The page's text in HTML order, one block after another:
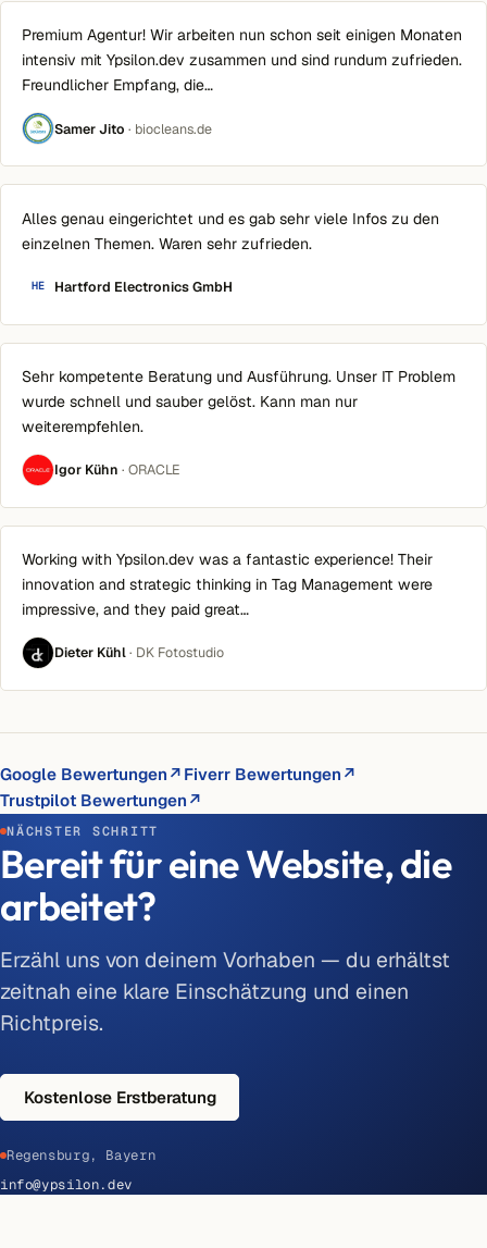
Premium Agentur! Wir arbeiten nun schon seit einigen Monaten
intensiv mit Ypsilon.dev zusammen und sind rundum zufrieden.
Freundlicher Empfang, die…
Samer Jito · biocleans.de
Alles genau eingerichtet und es gab sehr viele Infos zu den
einzelnen Themen. Waren sehr zufrieden.
HE Hartford Electronics GmbH
Sehr kompetente Beratung und Ausführung. Unser IT Problem
wurde schnell und sauber gelöst. Kann man nur
weiterempfehlen.
Igor Kühn · ORACLE
Working with Ypsilon.dev was a fantastic experience! Their
innovation and strategic thinking in Tag Management were
impressive, and they paid great…
Dieter Kühl· DK Fotostudio
Google Bewertungen ↗ Fiverr Bewertungen ↗
Trustpilot Bewertungen ↗
NÄCHSTER SCHRITT
Bereit für eine Website, die
arbeitet?
Erzähl uns von deinem Vorhaben — du erhältst
zeitnah eine klare Einschätzung und einen
Richtpreis.
Kostenlose Erstberatung
Regensburg, Bayern
info@ypsilon.dev